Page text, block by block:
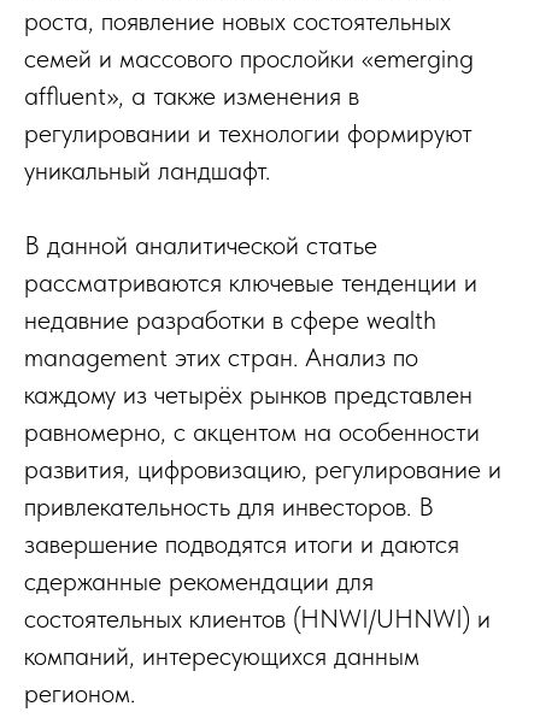
роста, появление новых состоятельных
семей и массового прослойки «emerging
affluent», а также изменения в
регулировании и технологии формируют
уникальный ландшафт.
В данной аналитической статье
рассматриваются ключевые тенденции и
недавние разработки в сфере wealth
management этих стран. Анализ по
каждому из четырёх рынков представлен
равномерно, с акцентом на особенности
развития, цифровизацию, регулирование и
привлекательность для инвесторов. В
завершение подводятся итоги и даются
сдержанные рекомендации для
состоятельных клиентов (HNWI/UHNWI) и
компаний, интересующихся данным
регионом.